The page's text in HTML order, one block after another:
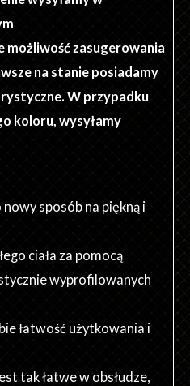
możliwość zasugerowania
na stanie posiadamy
W przypadku
koloru, wysyłamy
sposób na piękną i
ciała za pomocą
wyprofilowanych
łatwość użytkowania i
tak łatwe w obsłudze,